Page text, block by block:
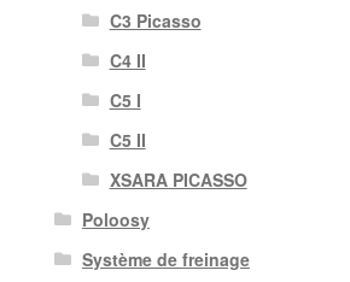
C3 Picasso
C4 II
C5 I
C5 II
XSARA PICASSO
Poloosy
Système de freinage